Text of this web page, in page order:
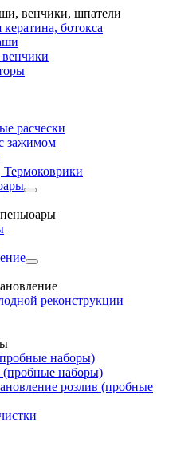
венчики, шпатели
ботокса
расчески
зажимом
Термоковрики
реконструкции
наборы)
(пробные наборы)
розлив (пробные